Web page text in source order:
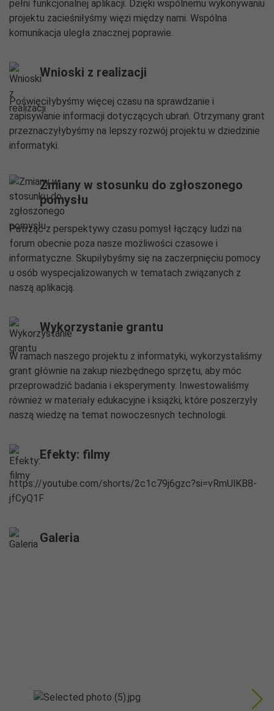
pełni funkcjonalnej aplikacji. Dzięki wspólnemu wykonywaniu
projektu zacieśniłyśmy więzi między nami. Wspólna
komunikacja uległa znacznej poprawie.
Wnioski z realizacji
Poświęciłybyśmy więcej czasu na sprawdzanie i
zapisywanie informacji dotyczących ubrań. Otrzymany grant
przeznaczyłybyśmy na lepszy rozwój projektu w dziedzinie
informatyki.
Zmiany w stosunku do zgłoszonego
pomysłu
Patrząc z perspektywy czasu pomysł łączący ludzi na
forum obecnie poza nasze możliwości czasowe i
informatyczne. Skupiłybyśmy się na zaczerpnięciu pomocy
u osób wyspecjalizowanych w tematach związanych z
naszą aplikacją.
Wykorzystanie grantu
W ramach naszego projektu z informatyki, wykorzystaliśmy
grant głównie na zakup niezbędnego sprzętu, aby móc
przeprowadzić badania i eksperymenty. Inwestowaliśmy
również w materiały edukacyjne i książki, które poszerzyły
naszą wiedzę na temat nowoczesnych technologii.
Efekty: filmy
https://youtube.com/shorts/2c1c79j6gzc?si=vRmUlKB8-
jfCyQ1F
Galeria